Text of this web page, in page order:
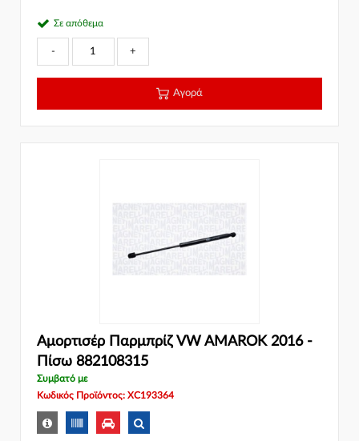
Σε απόθεμα
- +
Αγορά
Αμορτισέρ Παρμπρίζ VW AMAROK 2016 -
Πίσω 882108315
Συμβατό με
Κωδικός Προϊόντος: XC193364